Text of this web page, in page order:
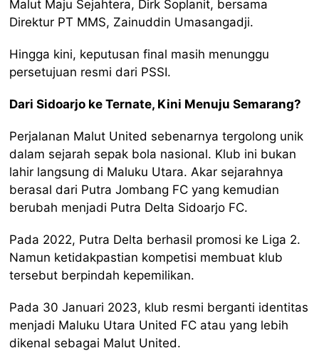
Malut Maju Sejahtera, Dirk Soplanit, bersama
Direktur PT MMS, Zainuddin Umasangadji.
Hingga kini, keputusan final masih menunggu
persetujuan resmi dari PSSI.
Dari Sidoarjo ke Ternate, Kini Menuju Semarang?
Perjalanan Malut United sebenarnya tergolong unik
dalam sejarah sepak bola nasional. Klub ini bukan
lahir langsung di Maluku Utara. Akar sejarahnya
berasal dari Putra Jombang FC yang kemudian
berubah menjadi Putra Delta Sidoarjo FC.
Pada 2022, Putra Delta berhasil promosi ke Liga 2.
Namun ketidakpastian kompetisi membuat klub
tersebut berpindah kepemilikan.
Pada 30 Januari 2023, klub resmi berganti identitas
menjadi Maluku Utara United FC atau yang lebih
dikenal sebagai Malut United.